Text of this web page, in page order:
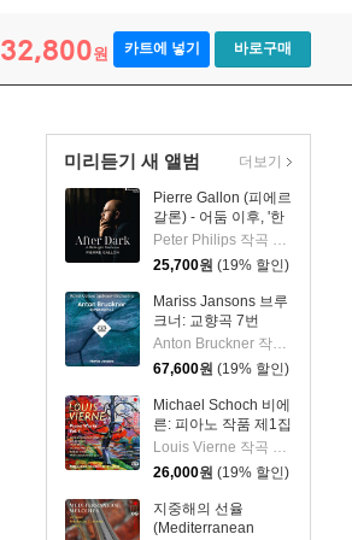
32,800원 카트에 넣기 바로구매
미리듣기 새 앨범
Pierre Gallon (피에르
갈론) - 어둠 이후, '한
밤의 판타지아' (After
Dark, 'A Midnight
Fantasia')
Peter Philips 작곡 외 6명
25,700원 (19% 할인)
Mariss Jansons 브루
크너: 교향곡 7번
(Bruckner:
Symphony No.7)
[2LP]
Anton Bruckner 작곡 외 2명
67,600원 (19% 할인)
Michael Schoch 비에
른: 피아노 작품 제1집
(Vierne: Piano Works
Vol. 1) [SACD
Hybrid]
Louis Vierne 작곡 외 1명
26,000원 (19% 할인)
지중해의 선율
(Mediterranean
더보기